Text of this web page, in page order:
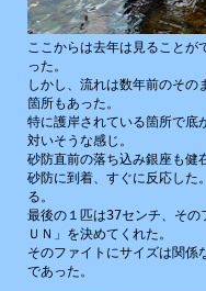
ここからは去年は見ることが
った。
しかし、流れは数年前のその
箇所もあった。
特に護岸されている箇所で底
対いそうな感じ。
砂防直前の落ち込み銀座も健
砂防に到着、すぐに反応した
る。
最後の１匹は37センチ、その
ＵＮ」を決めてくれた。
そのファイトにサイズは関係
であった。